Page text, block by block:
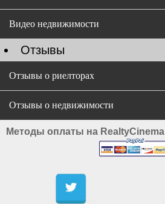
Видео недвижимости
Отзывы
Отзывы о риелторах
Отзывы о недвижимости
Методы оплаты на RealtyCinema